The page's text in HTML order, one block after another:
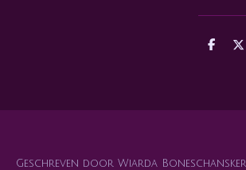
D
D
Geschreven door Wiarda Boneschansker